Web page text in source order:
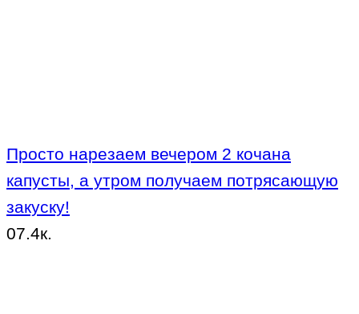
Просто нарезаем вечером 2 кочана
капусты, а утром получаем потрясающую
закуску!
07.4к.